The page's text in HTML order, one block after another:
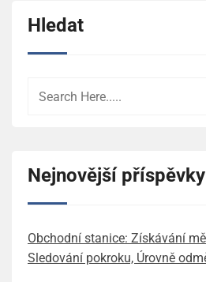
Hledat
Nejnovější příspěvky
Obchodní stanice: Získávání
Sledování pokroku, Úrovně